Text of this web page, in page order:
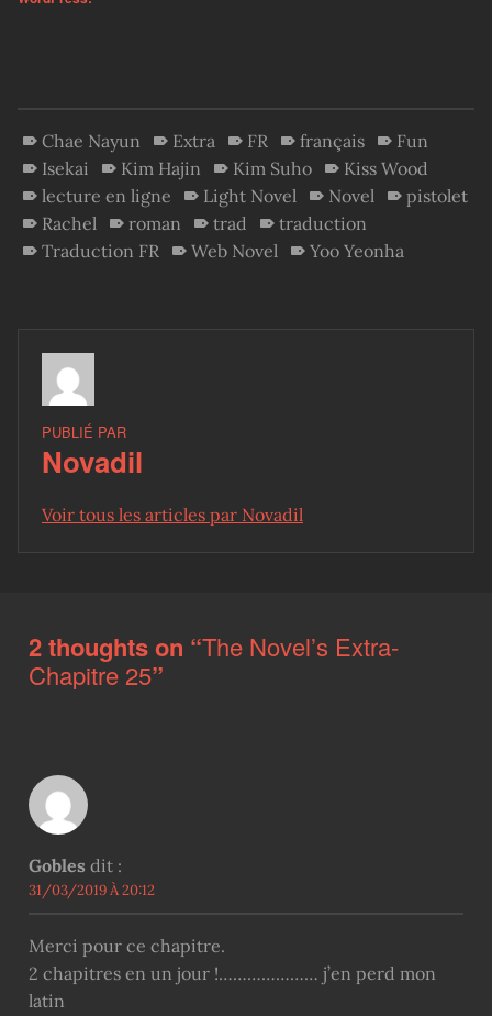
Chae Nayun Extra FR français
Fun
Isekai
Kim Hajin Kim Suho
Kiss Wood
lecture en ligne
Light Novel Novel
pistolet
Rachel
roman trad
traduction
Traduction FR
Web Novel Yoo Yeonha
PUBLIÉ PAR
Novadil
Voir tous les articles par Novadil
2 thoughts on “The Novel’s Extra-
Chapitre 25”
Gobles dit :
31/03/2019 À 20:12
Merci pour ce chapitre.
2 chapitres en un jour !………………… j’en perd mon
latin